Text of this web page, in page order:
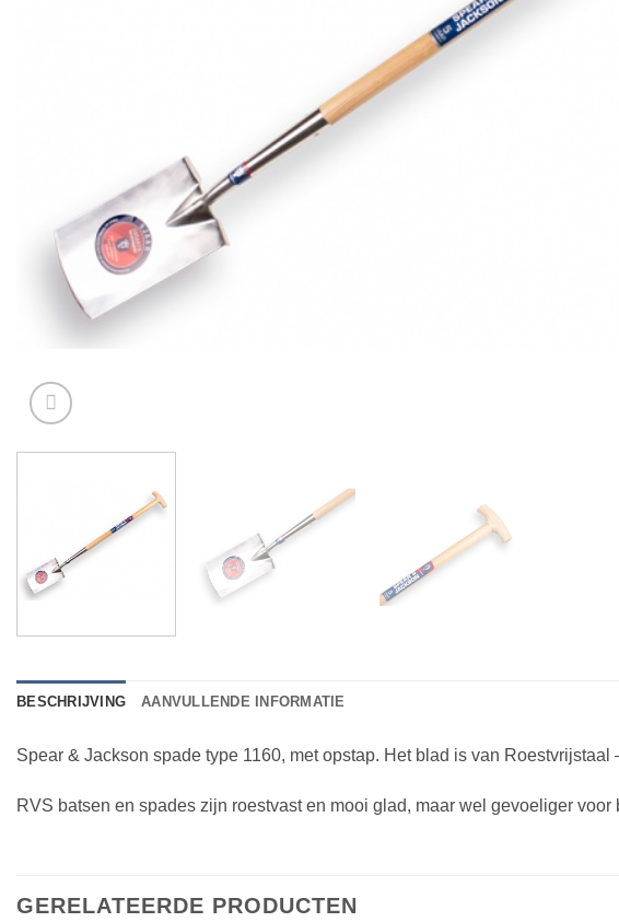
BESCHRIJVING AANVULLENDE INFORMATIE
Spear & Jackson spade type 1160, met opstap. Het blad is van
RVS batsen en spades zijn roestvast en mooi glad, maar wel gevoeliger
GERELATEERDE PRODUCTEN